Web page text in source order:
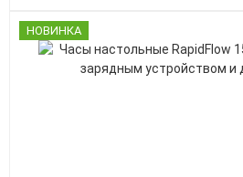
НОВИНКА